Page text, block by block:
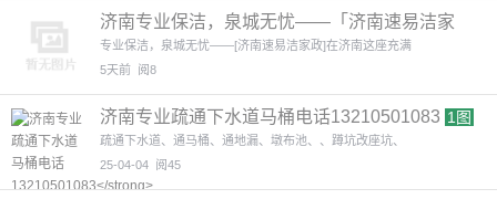
济南专业保洁，泉城无忧——「济南速易洁家
政」
专业保洁，泉城无忧——[济南速易洁家政]在济南这座充满
5天前 阅8
济南专业疏通下水道马桶电话13210501083 1图
疏通下水道、通马桶、通地漏、墩布池、、蹲坑改座坑、
25-04-04 阅45